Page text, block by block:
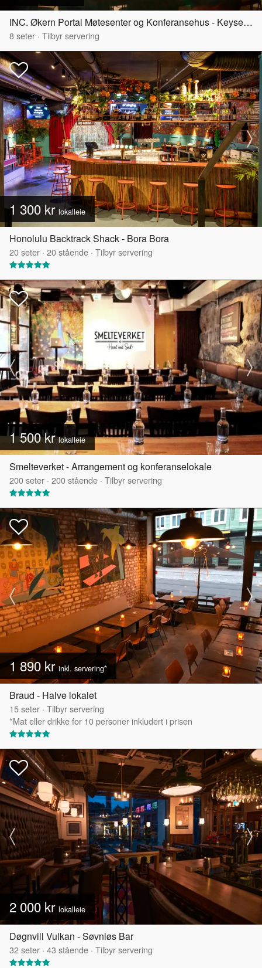
INC. Økern Portal Møtesenter og Konferansehus - Keyserløkka
8seter · Tilbyr servering
1 300 krlokalleie
Honolulu Backtrack Shack - Bora Bora
20seter · 20stående · Tilbyr servering
1 500 krlokalleie
Smelteverket - Arrangement og konferanselokale
200seter · 200stående · Tilbyr servering
1 890 krinkl. servering*
Braud - Halve lokalet
15seter · Tilbyr servering
*Mat eller drikke for 10 personer inkludert i prisen
2 000 kr lokalleie
Døgnvill Vulkan - Søvnløs Bar
32seter · 43 stående · Tilbyr servering